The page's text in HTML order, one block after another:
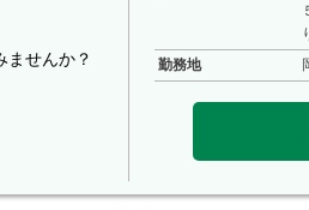
ませんか？
勤務地